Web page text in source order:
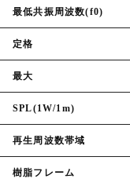
最低共振周波数(f0)
定格
最大
SPL(1W/1m)
再生周波数帯域
樹脂フレーム